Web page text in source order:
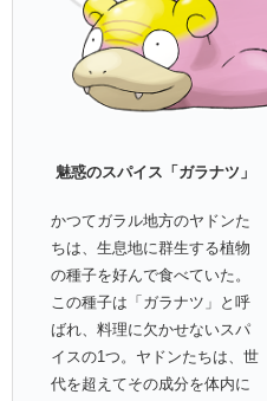
魅惑のスパイス「ガラナツ 」
かつてガラル地方のヤドンた
ちは、生息地に群生する植物
の種子を好んで食べていた。
この種子は「ガラナツ」と呼
ばれ、料理に欠かせないスパ
イスの1つ。ヤドンたちは、世
代を超えてその成分を体内に